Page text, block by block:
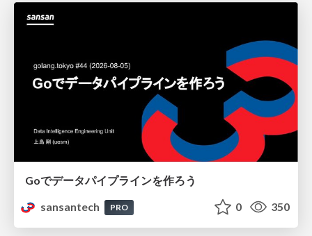
Goでデータパイプラインを作ろう
sansantech
PRO 0 350